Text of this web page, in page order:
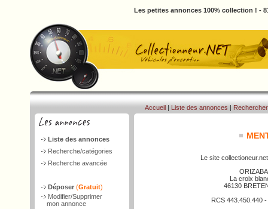
Les petites annonces 100% collection ! -
Liste des annonces
Recherche/catégories
Recherche avancée
Déposer (Gratuit)
Modifier/Supprimer
mon annonce
Accueil | Liste des annonces | Rechercher
Le site
ORIZABA
La croix
46130
RCS 443.450.440